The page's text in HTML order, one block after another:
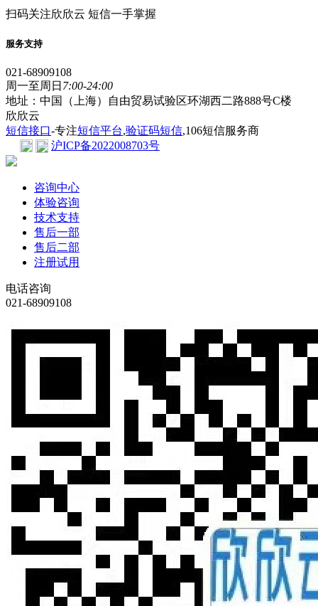
扫码关注欣欣云 短信一手掌握
服务支持
021-68909108
周一至周日 7:00-24:00
地址：中国（上海）自由贸易试验区环湖西二路888号C楼
欣欣云
短信接口-专注短信平台,验证码短信,106短信服务商
沪ICP备2022008703号
咨询中心
体验咨询
技术支持
售后一部
售后二部
注册试用
电话咨询
021-68909108